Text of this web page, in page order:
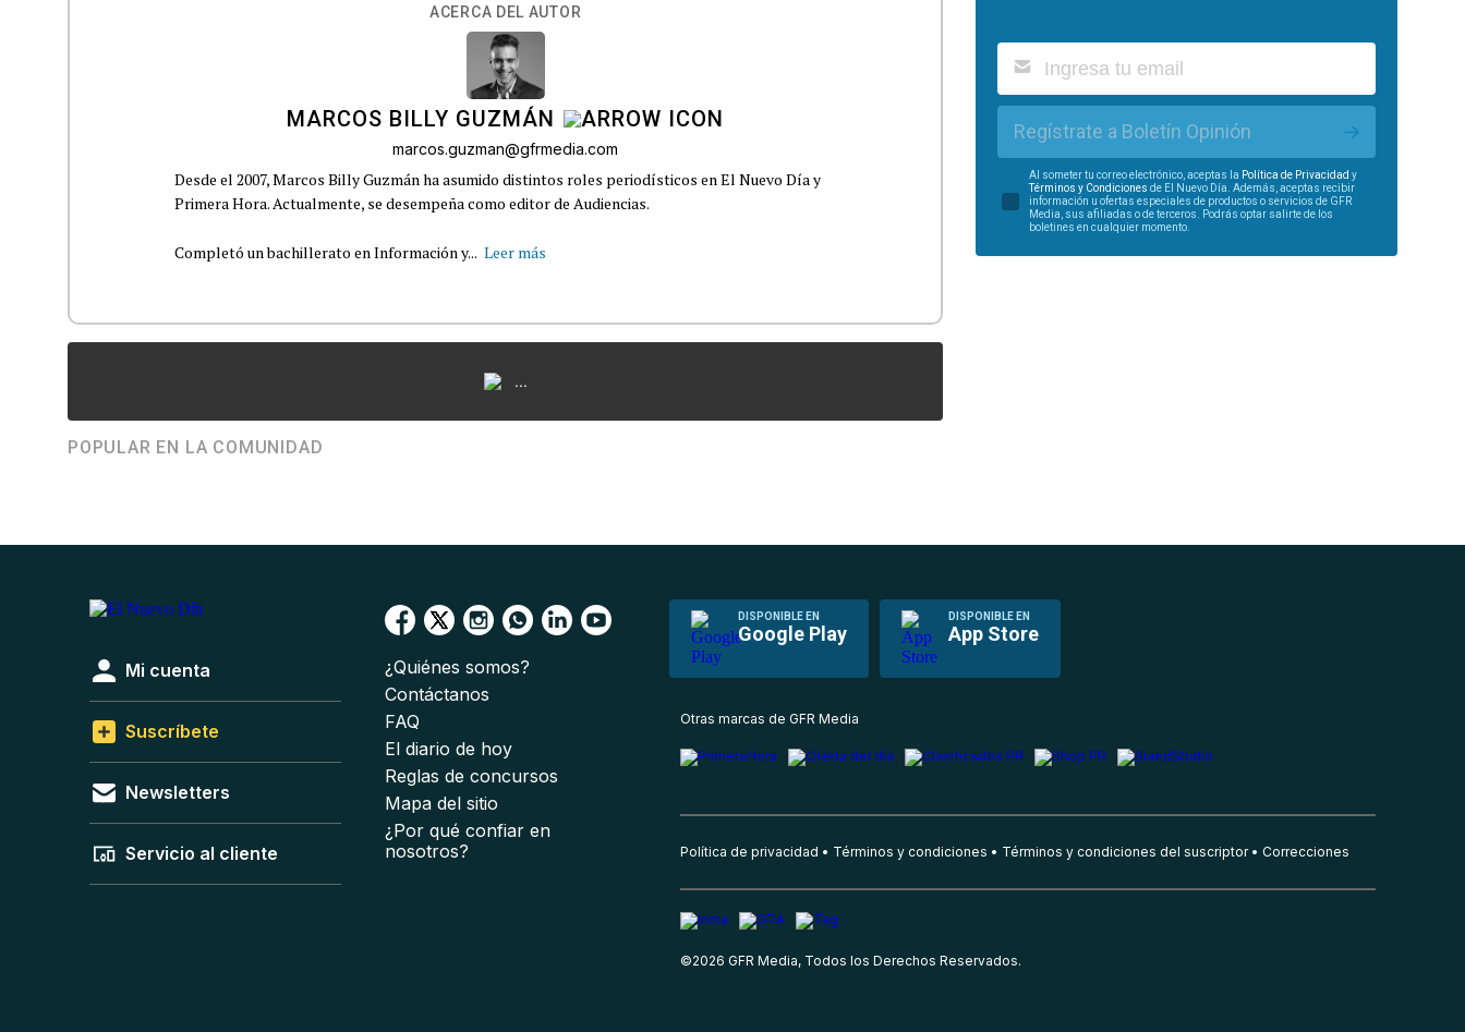
ACERCA DEL AUTOR
MARCOS BILLY GUZMÁN
marcos.guzman@gfrmedia.com
Desde el 2007, Marcos Billy Guzmán ha asumido distintos roles periodísticos en El Nuevo Día y
Primera Hora. Actualmente, se desempeña como editor de Audiencias.
Completó un bachillerato en Información y... Leer más
...
POPULAR EN LA COMUNIDAD
Regístrate a Boletín Opinión
Al someter tu correo electrónico, aceptas la Política de Privacidad y
Términos y Condiciones de El Nuevo Día. Además, aceptas recibir
información u ofertas especiales de productos o servicios de GFR
Media, sus afiliadas o de terceros. Podrás optar salirte de los
boletines en cualquier momento.
DISPONIBLE EN
Google Play
DISPONIBLE EN
App Store
Mi cuenta
Suscríbete
Newsletters
Servicio al cliente
¿Quiénes somos?
Contáctanos
FAQ
El diario de hoy
Reglas de concursos
Mapa del sitio
¿Por qué confiar en
nosotros?
Otras marcas de GFR Media
Política de privacidad Términos y condiciones Términos y condiciones del suscriptor Correcciones
©2026 GFR Media, Todos los Derechos Reservados.